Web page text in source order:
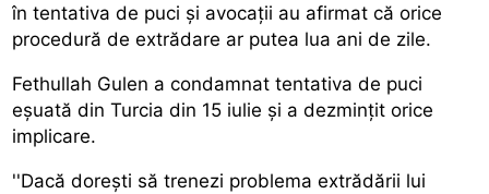
în tentativa de puci și avocații au afirmat că orice
procedură de extrădare ar putea lua ani de zile.
Fethullah Gulen a condamnat tentativa de puci
eșuată din Turcia din 15 iulie și a dezmințit orice
implicare.
''Dacă dorești să trenezi problema extrădării lui